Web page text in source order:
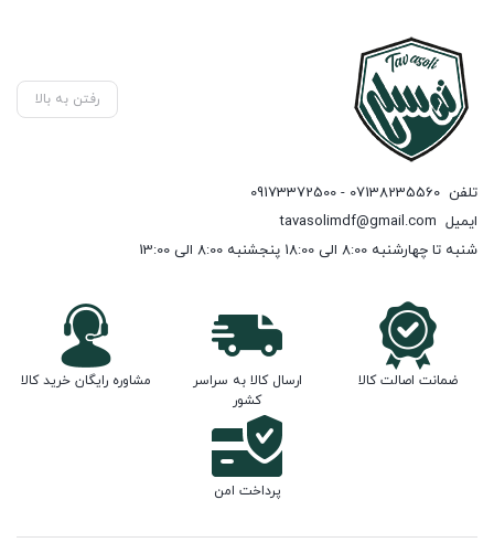
رفتن به بالا
تلفن 07138235560 - 09173372500
ایمیل tavasolimdf@gmail.com
شنبه تا چهارشنبه 8:00 الی 18:00 پنجشنبه 8:00 الی 13:00
ضمانت اصالت کالا
ارسال کالا به سراسر
کشور
مشاوره رایگان خرید کالا
پرداخت امن